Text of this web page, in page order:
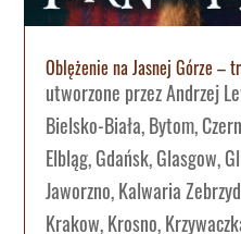
Oblężenie na Jasnej Górze –
utworzone przezAndrzej
Bielsko-Biała,Bytom,
Elbląg,Gdańsk,Glasgow,
Jaworzno,Kalwaria
Krakow,Krosno,